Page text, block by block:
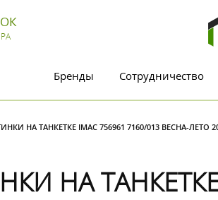
Бренды Сотрудничество
НА ТАНКЕТКЕ IMAC 756961 7160/013 ВЕСНА-ЛЕТО
НА